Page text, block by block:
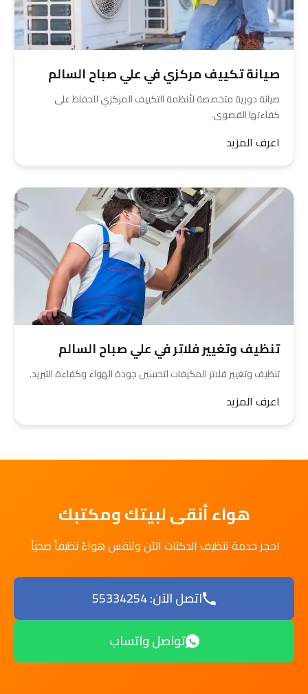
صيانة تكييف مركزي في علي صباح السالم
صيانة دورية متخصصة لأنظمة التكييف المركزي للحفاظ على
كفاءتها القصوى.
اعرف المزيد
تنظيف وتغيير فلاتر في علي صباح السالم
تنظيف وتغيير فلاتر المكيفات لتحسين جودة الهواء وكفاءة التبريد.
اعرف المزيد
هواء أنقى لبيتك ومكتبك
احجز خدمة تنظيف الدكتات الآن وتنفس هواءً نظيفاً صحياً.
اتصل الآن: 55334254
تواصل واتساب